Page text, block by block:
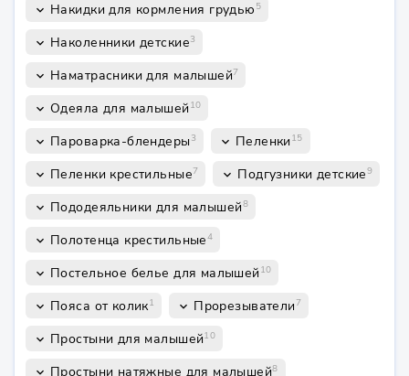
keyboard_arrow_down Накидки для кормления грудью 5
keyboard_arrow_down Наколенники детские3
keyboard_arrow_down Наматрасники для малышей7
keyboard_arrow_down Одеяла для малышей 10
keyboard_arrow_down Пароварка-блендеры 3 keyboard_arrow_down Пеленки 15
keyboard_arrow_down Пеленки крестильные7 keyboard_arrow_down Подгузники детские9
keyboard_arrow_down Пододеяльники для малышей8
keyboard_arrow_down Полотенца крестильные4
keyboard_arrow_down Постельное белье для малышей 10
keyboard_arrow_down Пояса от колик1 keyboard_arrow_down Прорезыватели 7
keyboard_arrow_down Простыни для малышей10
keyboard_arrow_down Простыни натяжные для малышей8